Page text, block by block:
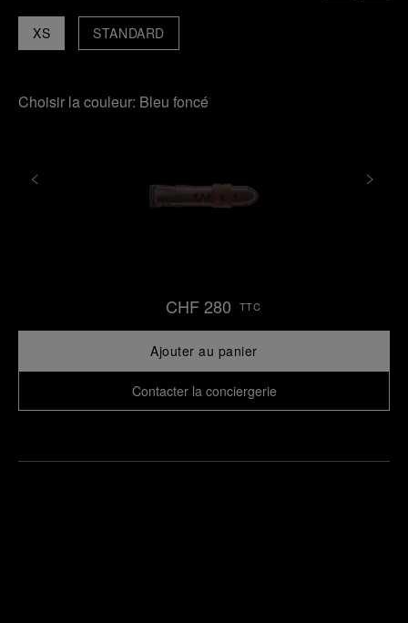
XS STANDARD
Choisir la couleur: Bleu foncé
CHF 280 TTC
Ajouter au panier
Contacter la conciergerie